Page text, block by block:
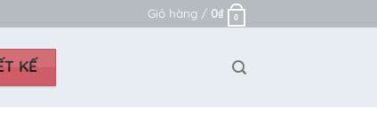
Giỏ hàng / 0₫ 0
KẾ